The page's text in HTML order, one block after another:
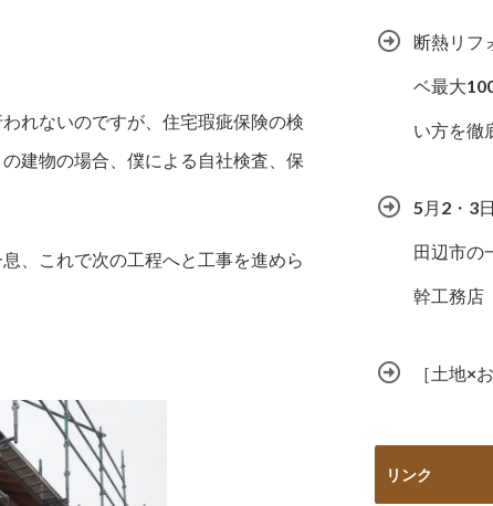
れないのですが、住宅瑕疵保険の検
建物の場合、僕による自社検査、保
、これで次の工程へと工事を進めら
断熱リフ
ベ最大
い方を徹
5月2・3
田辺市の
幹工務店
［土地×
リンク